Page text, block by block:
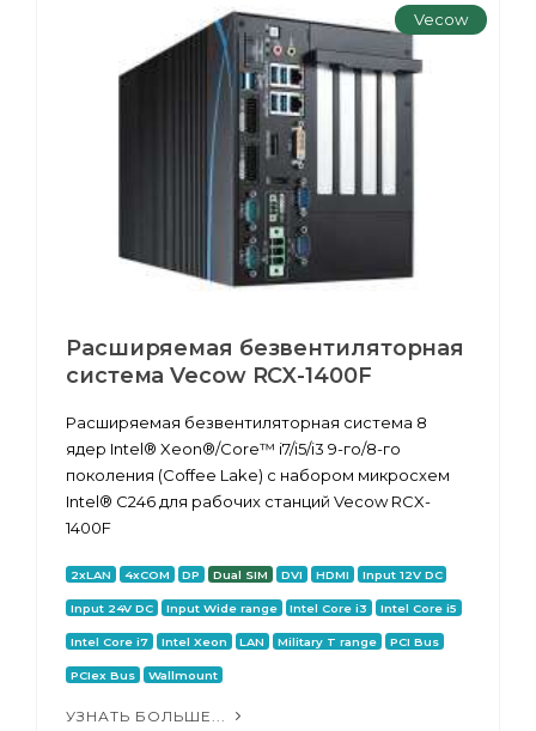
Vecow
Расширяемая безвентиляторная
система Vecow RCX-1400F
Расширяемая безвентиляторная система 8
ядер Intel® Xeon®/Core™ i7/i5/i3 9-го/8-го
поколения (Coffee Lake) с набором микросхем
Intel® C246 для рабочих станций Vecow RCX-
1400F
2xLAN 4xCOM DP Dual SIM DVI HDMI Input 12V DC
Input 24V DC Input Wide range Intel Core i3 Intel Core i5
Intel Core i7 Intel Xeon LAN Military T range PCI Bus
PCIex Bus Wallmount
УЗНАТЬ БОЛЬШЕ...